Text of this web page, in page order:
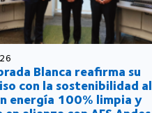
Blanca reafirma su
con la sostenibilidad al
energía 100% limpia y